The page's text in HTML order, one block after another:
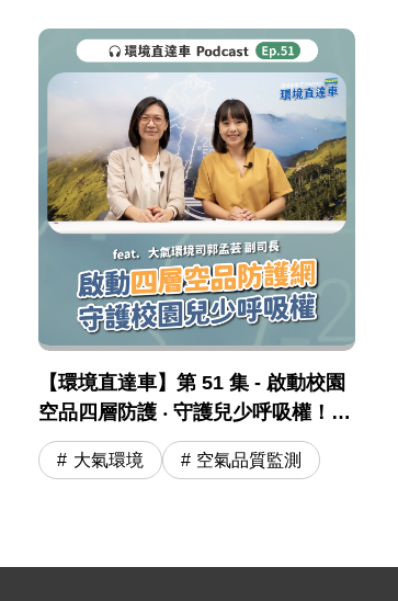
【環境直達車】第 51 集 - 啟動校園
空品四層防護 ‧ 守護兒少呼吸權！
feat. 大氣司 郭孟芸副司長
大氣環境 空氣品質監測